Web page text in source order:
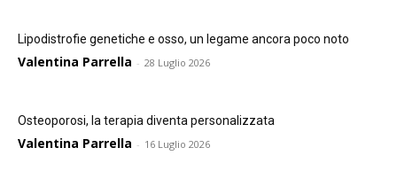
Lipodistrofie genetiche e osso, un legame ancora poco noto
Valentina Parrella - 28 Luglio 2026
Osteoporosi, la terapia diventa personalizzata
Valentina Parrella - 16 Luglio 2026